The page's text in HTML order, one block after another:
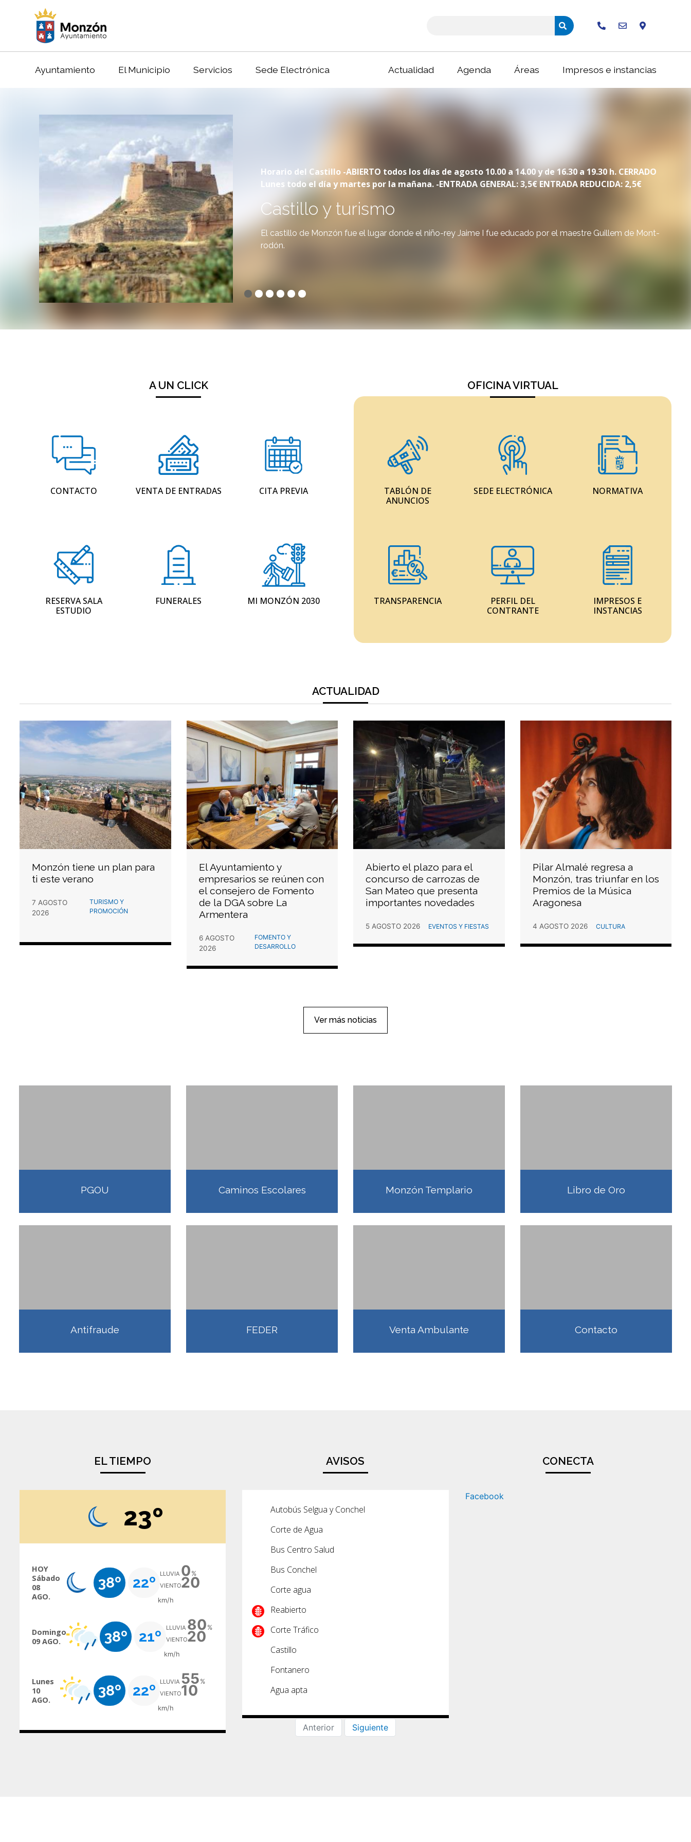
Ayuntamiento El Municipio Servicios Sede Electrónica Actualidad Agenda Áreas Impresos e instancias
Horario del Castillo -ABIERTO todos los días de agosto 10.00 a 14.00 y de 16.30 a 19.30 h. CERRADO
Lunes todo el día y martes por la mañana. -ENTRADA GENERAL: 3,5€ ENTRADA REDUCIDA: 2,5€
Castillo y turismo
El castillo de Monzón fue el lugar donde el niño-rey Jaime I fue educado por el maestre Guillem de Mont-
rodón.
A UN CLICK
CONTACTO VENTA DE ENTRADAS CITA PREVIA
RESERVA SALA
ESTUDIO
FUNERALES MI MONZÓN 2030
OFICINA VIRTUAL
TABLÓN DE
ANUNCIOS
SEDE ELECTRÓNICA NORMATIVA
TRANSPARENCIA
PERFIL DEL
CONTRANTE
IMPRESOS E
INSTANCIAS
ACTUALIDAD
Monzón tiene un plan para
ti este verano
7 AGOSTO
2026
TURISMO Y
PROMOCIÓN
El Ayuntamiento y
empresarios se reúnen con
el consejero de Fomento
de la DGA sobre La
Armentera
6 AGOSTO
2026
FOMENTO Y
DESARROLLO
Abierto el plazo para el
concurso de carrozas de
San Mateo que presenta
importantes novedades
5 AGOSTO 2026 EVENTOS Y FIESTAS
Pilar Almalé regresa a
Monzón, tras triunfar en los
Premios de la Música
Aragonesa
4 AGOSTO 2026 CULTURA
Ver más noticias
PGOU Caminos Escolares Monzón Templario Libro de Oro
Antifraude FEDER Venta Ambulante Contacto
EL TIEMPO
23º
HOY
Sábado
08
AGO.
38º 22º LLUVIA 0 %
VIENTO20
km/h
Domingo
09 AGO.
38º 21º LLUVIA 80 %
VIENTO20
km/h
Lunes
10
AGO.
38º 22º LLUVIA 55 %
VIENTO10
km/h
AVISOS
Autobús Selgua y Conchel
Corte de Agua
Bus Centro Salud
Bus Conchel
Corte agua
Reabierto
Corte Tráfico
Castillo
Fontanero
Agua apta
Anterior Siguiente
CONECTA
Facebook